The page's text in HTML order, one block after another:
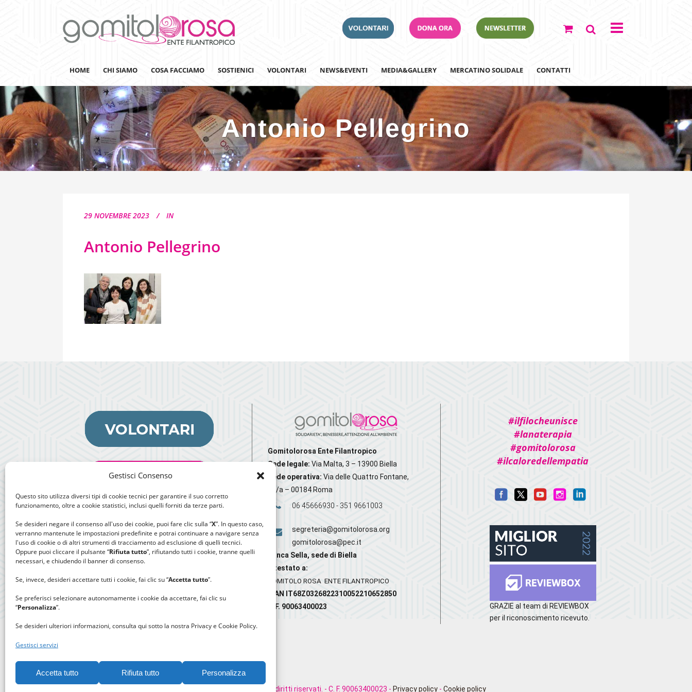
Gestisci Consenso
Questo sito utilizza diversi tipi di cookie tecnici per garantire il suo corretto
funzionamento, oltre a cookie statistici, inclusi quelli forniti da terze parti.
Se desideri negare il consenso all'uso dei cookie, puoi fare clic sulla “X”. In questo caso,
verranno mantenute le impostazioni predefinite e potrai continuare a navigare senza
l'uso di cookie o di altri strumenti di tracciamento ad esclusione di quelli tecnici.
Oppure puoi cliccare il pulsante “Rifiuta tutto”, rifiutando tutti i cookie, tranne quelli
necessari, e chiudendo il banner di consenso.
Se, invece, desideri accettare tutti i cookie, fai clic su “Accetta tutto”.
Se preferisci selezionare autonomamente i cookie da accettare, fai clic su
“Personalizza”.
Se desideri ulteriori informazioni, consulta qui sotto la nostra Privacy e Cookie Policy.
Gestisci servizi
Accetta tutto Rifiuta tutto Personalizza
HOME CHI SIAMO COSA FACCIAMO
Lanaterapia
Ricerca
Sensibilizzazione
Gomitolorosa4ARTS
SOSTIENICI
Adotta un Ospedale
Team Building
VOLONTARI NEWS&EVENTI MEDIA&GALLERY MERCATINO SOLIDALE CONTATTI
Antonio Pellegrino
29 NOVEMBRE 2023 IN
Antonio Pellegrino
Gomitolorosa Ente Filantropico
Sede legale: Via Malta, 3 – 13900 Biella
Sede operativa: Via delle Quattro Fontane,
20/a – 00184 Roma
06 45666930 - 351 9661003
segreteria@gomitolorosa.org
gomitolorosa@pec.it
Banca Sella, sede di Biella
Intestato a:
GOMITOLO ROSA ENTE FILANTROPICO
IBAN IT68Z0326822310052210652850
C.F. 90063400023
#ilfilocheunisce
#lanaterapia
#gomitolorosa
#ilcaloredellempatia
GRAZIE al team di REVIEWBOX
per il riconoscimento ricevuto.
Gomitolorosa. Tutti i diritti riservati. - C. F. 90063400023 - Privacy policy - Cookie policy